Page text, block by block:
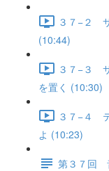
３７−２
(10:44)
３７−３
を置く (10:30)
３７−４
よ (10:23)
第３７回